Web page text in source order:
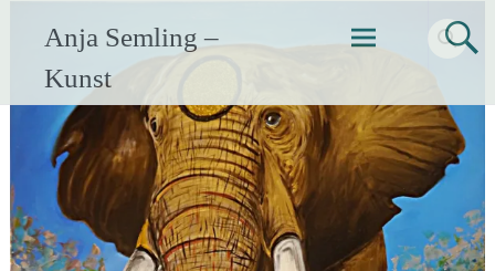
Inhalt
springen
Anja Semling –
Kunst